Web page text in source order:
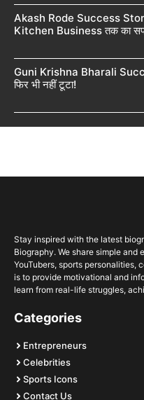
Akash Rode Success
Kitchen Business तक का
Guni Krishna Bharali
फिर भी नहीं टूटा!
Stay inspired with the latest
Biography. We share simple and
YouTubers, sports personalities,
is to provide motivational and
learn from real-life struggles,
Categories
Entrepreneurs
Celebrities
Sports Icons
Contact Us